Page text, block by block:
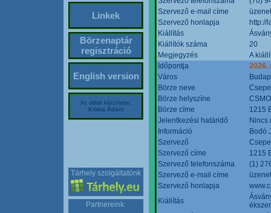
Linkek
Börzenaptár
regisztráció
English version
Az oldalt készítette:
Kriska Ádám
Tárhely szolgáltatónk
Partnereink:
Szervező e-mail címe
Szervező honlapja
http://
Kiállítás
Kiállítók száma
20
Megjegyzés
A
Időpontja
2026.
Város
Börze neve
Börze helyszíne
Börze címe
1215
Jelentkezési határidő
Nincs
Információ
Bodó
Szervező
Szervező címe
1215
Szervező telefonszáma
(1)
Szervező e-mail címe
Szervező honlapja
Kiállítás